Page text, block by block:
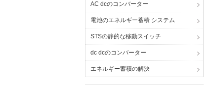
AC dcのコンバーター
電池のエネルギー蓄積 システム
STSの静的な移動スイッチ
dc dcのコンバーター
エネルギー蓄積の解決